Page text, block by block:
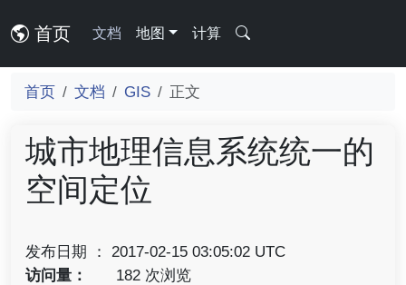
首页 文档 地图 计算
首页 文档 GIS 正文
城市地理信息系统统一的
空间定位
发布日期 ： 2017-02-15 03:05:02 UTC
访问量：
182 次浏览